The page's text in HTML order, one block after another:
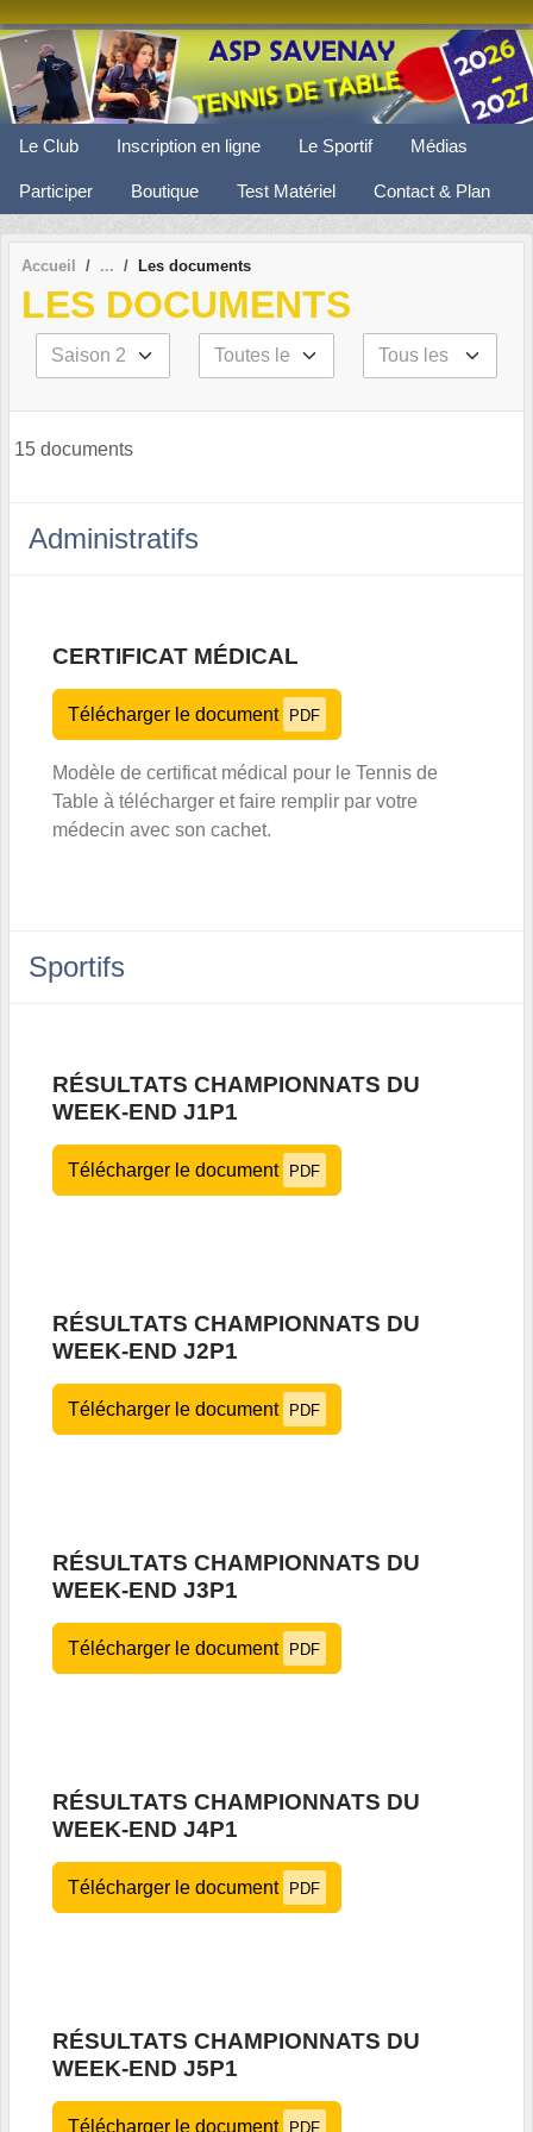
Le Club Inscription en ligne Le Sportif Médias
Participer Boutique Test Matériel Contact & Plan
Accueil Les documents
LES DOCUMENTS
15 documents
Administratifs
CERTIFICAT MÉDICAL
Télécharger le document PDF
Modèle de certificat médical pour le Tennis de
Table à télécharger et faire remplir par votre
médecin avec son cachet.
Sportifs
RÉSULTATS CHAMPIONNATS DU
WEEK-END J1P1
Télécharger le document PDF
RÉSULTATS CHAMPIONNATS DU
WEEK-END J2P1
Télécharger le document PDF
RÉSULTATS CHAMPIONNATS DU
WEEK-END J3P1
Télécharger le document PDF
RÉSULTATS CHAMPIONNATS DU
WEEK-END J4P1
Télécharger le document PDF
RÉSULTATS CHAMPIONNATS DU
WEEK-END J5P1
Télécharger le document PDF